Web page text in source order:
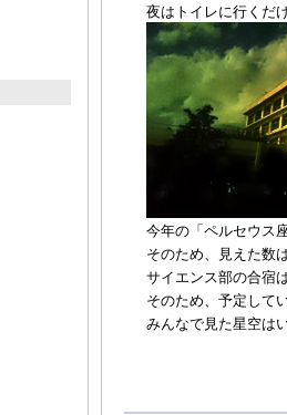
夜はトイレに行くだ
今年の「ペルセウス
そのため、見えた数
サイエンス部の合宿
そのため、予定して
みんなで見た星空は